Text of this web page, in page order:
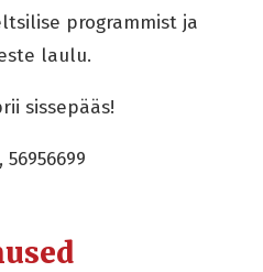
programmist ja
laulu.
sissepääs!